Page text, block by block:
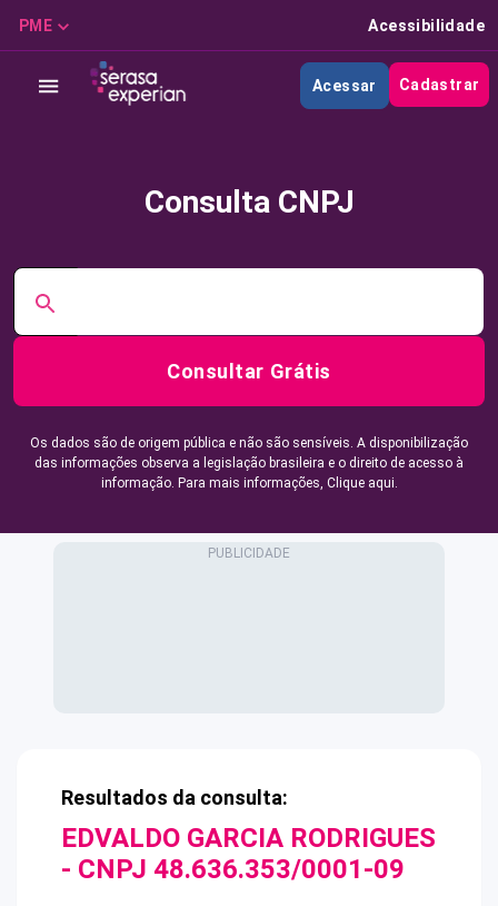
PME Acessibilidade
Acessar Cadastrar
Consulta CNPJ
Consultar Grátis
Os dados são de origem pública e não são sensíveis. A disponibilização
das informações observa a legislação brasileira e o direito de acesso à
informação. Para mais informações, Clique aqui.
Resultados da consulta:
EDVALDO GARCIA RODRIGUES
- CNPJ 48.636.353/0001-09